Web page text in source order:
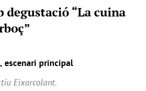
degustació “La cuina
escenari principal
Eixarcolant.